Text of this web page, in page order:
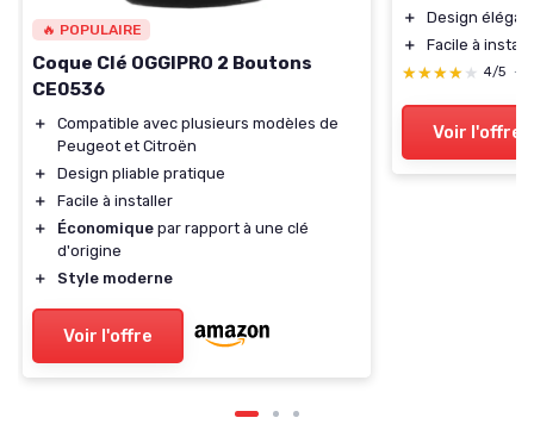
🔥 POPULAIRE
Coque Clé OGGIPRO 2 Boutons
CE0536
＋
Compatible avec plusieurs modèles de
Peugeot et Citroën
＋
Design pliable pratique
＋
Facile à installer
＋
Économique par rapport à une clé
d'origine
＋
Style moderne
Voir l'offre
＋
Design
＋
Facile à
★★★★★
★★★★★ 4/5 —
Voir l'offre